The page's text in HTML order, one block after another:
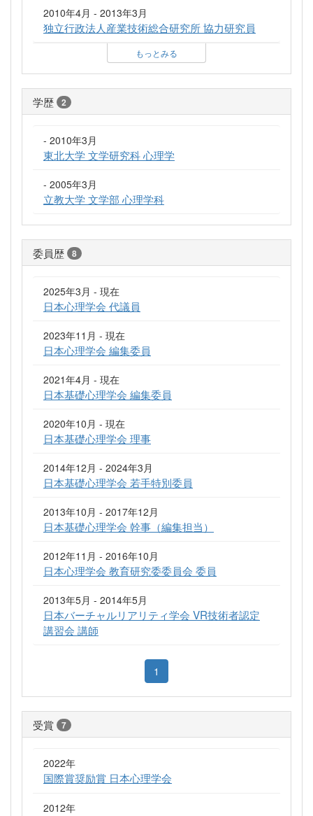
2010年4月 - 2013年3月
独立行政法人産業技術総合研究所 協力研究員
もっとみる
学歴 2
- 2010年3月
東北大学 文学研究科 心理学
- 2005年3月
立教大学 文学部 心理学科
委員歴 8
2025年3月 - 現在
日本心理学会 代議員
2023年11月 - 現在
日本心理学会 編集委員
2021年4月 - 現在
日本基礎心理学会 編集委員
2020年10月 - 現在
日本基礎心理学会 理事
2014年12月 - 2024年3月
日本基礎心理学会 若手特別委員
2013年10月 - 2017年12月
日本基礎心理学会 幹事（編集担当）
2012年11月 - 2016年10月
日本心理学会 教育研究委委員会 委員
2013年5月 - 2014年5月
日本バーチャルリアリティ学会 VR技術者認定
講習会 講師
1
受賞 7
2022年
国際賞奨励賞 日本心理学会
2012年